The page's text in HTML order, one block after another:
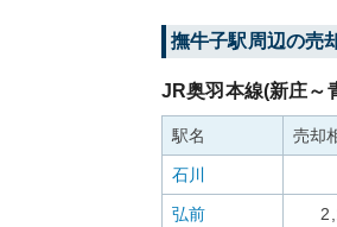
撫牛子駅周辺の売
JR奥羽本線(新庄～
駅名 売却
石川
弘前